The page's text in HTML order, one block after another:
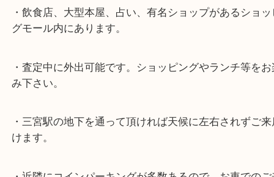
スタッフと直接お話したい方はこちら↓